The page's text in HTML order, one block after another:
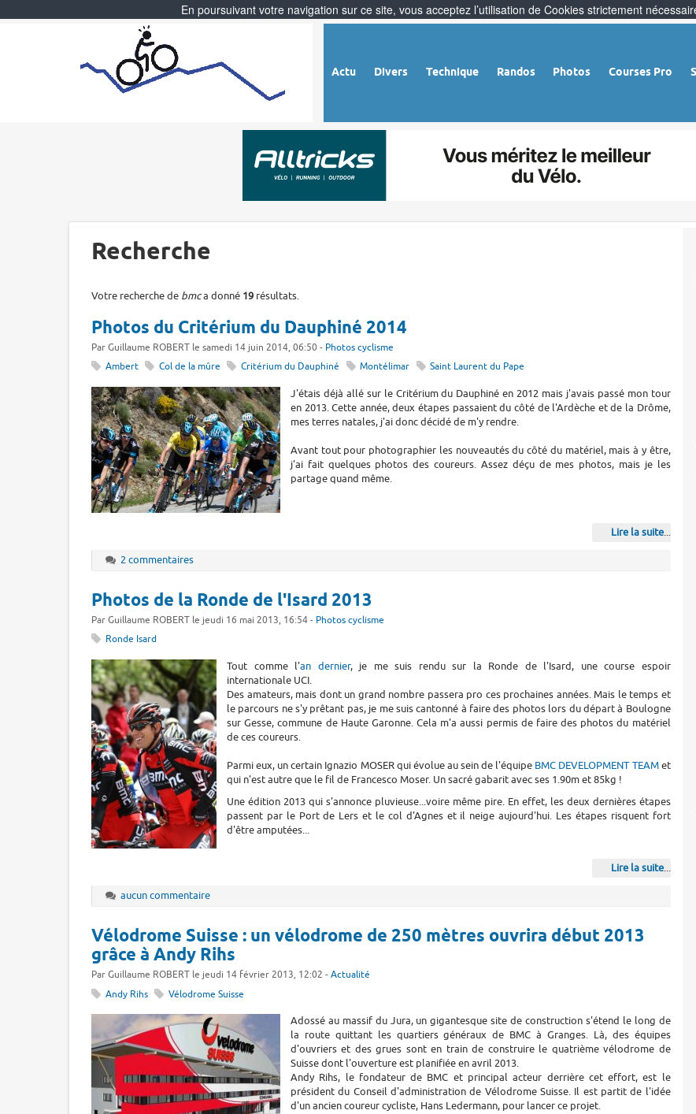
Actu Divers Technique Randos Photos Courses Pro
Recherche
Votre recherche de bmca donné 19 résultats.
Photos du Critérium du Dauphiné 2014
Par Guillaume ROBERT le samedi 14 juin 2014, 06:50 - Photos cyclisme
Ambert
Col de la mûre Critérium du Dauphiné Montélimar Saint Laurent du Pape
J'étais déjà allé sur le Critérium du Dauphiné en 2012 mais j'avais passé mon tour
en 2013. Cette année, deux étapes passaient du côté de l'Ardèche et de la Drôme,
mes terres natales, j'ai donc décidé de m'y rendre.
Avant tout pour photographier les nouveautés du côté du matériel, mais à y être,
j'ai fait quelques photos des coureurs. Assez déçu de mes photos, mais je les
partage quand même.
Lire la suite...
2 commentaires
Photos de la Ronde de l'Isard 2013
Par Guillaume ROBERT le jeudi 16 mai 2013, 16:54 - Photos cyclisme
Ronde Isard
Tout comme l'an dernier, je me suis rendu sur la Ronde de l'Isard, une course espoir
internationale UCI.
Des amateurs, mais dont un grand nombre passera pro ces prochaines années. Mais le temps et
le parcours ne s'y prêtant pas, je me suis cantonné à faire des photos lors du départ à Boulogne
sur Gesse, commune de Haute Garonne. Cela m'a aussi permis de faire des photos du matériel
de ces coureurs.
Parmi eux, un certain Ignazio MOSER qui évolue au sein de l'équipe BMC DEVELOPMENT TEAMet
qui n'est autre que le fil de Francesco Moser. Un sacré gabarit avec ses 1.90m et 85kg !
Une édition 2013 qui s'annonce pluvieuse...voire même pire. En effet, les deux dernières étapes
passent par le Port de Lers et le col d'Agnes et il neige aujourd'hui. Les étapes risquent fort
d'être amputées...
Lire la suite...
aucun commentaire
Vélodrome Suisse : un vélodrome de 250 mètres ouvrira début 2013
grâce à Andy Rihs
Par Guillaume ROBERT le jeudi 14 février 2013, 12:02 - Actualité
Andy Rihs
Vélodrome Suisse
Adossé au massif du Jura, un gigantesque site de construction s'étend le long de
la route quittant les quartiers généraux de BMC à Granges. Là, des équipes
d'ouvriers et des grues sont en train de construire le quatrième vélodrome de
Suisse dont l'ouverture est planifiée en avril 2013.
Andy Rihs, le fondateur de BMC et principal acteur derrière cet effort, est le
président du Conseil d'administration de Vélodrome Suisse. Il est partit de l'idée
d'un ancien coureur cycliste, Hans Ledermann, pour lancer ce projet.
En poursuivant votre navigation sur ce site, vous acceptez l’utilisation de Cookies strictement